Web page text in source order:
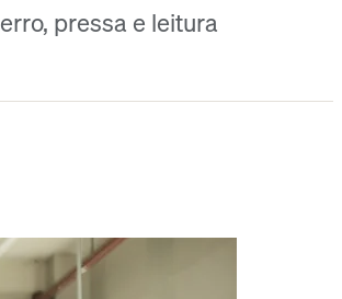
pressa e leitura